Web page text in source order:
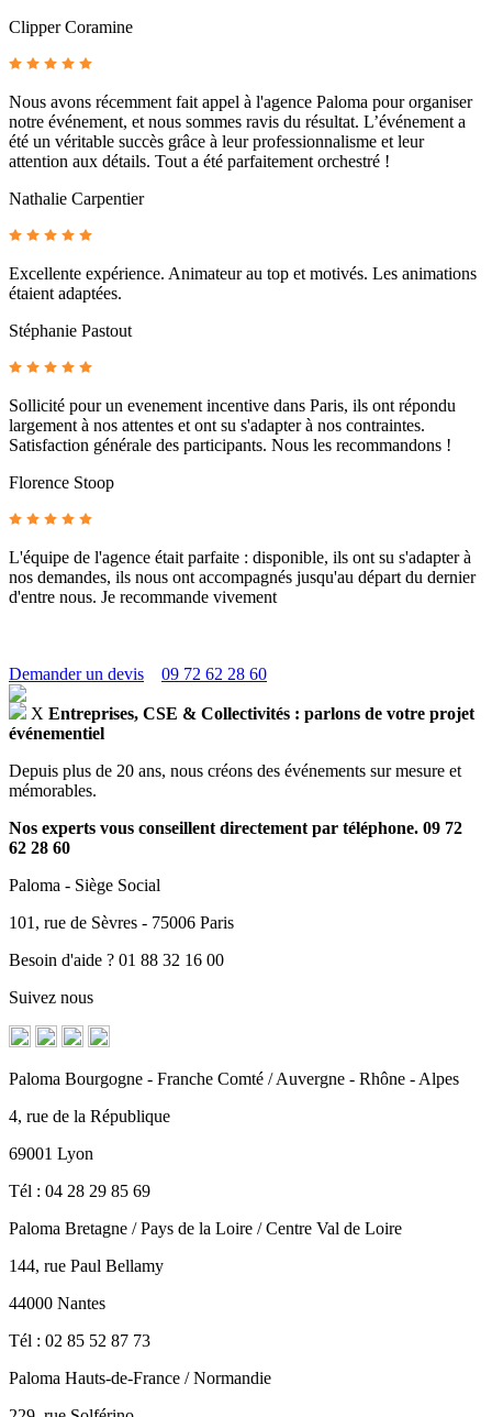
Clipper Coramine
Nous avons récemment fait appel à l'agence Paloma pour organiser
notre événement, et nous sommes ravis du résultat. L’événement a
été un véritable succès grâce à leur professionnalisme et leur
attention aux détails. Tout a été parfaitement orchestré !
Nathalie Carpentier
Excellente expérience. Animateur au top et motivés. Les animations
étaient adaptées.
Stéphanie Pastout
Sollicité pour un evenement incentive dans Paris, ils ont répondu
largement à nos attentes et ont su s'adapter à nos contraintes.
Satisfaction générale des participants. Nous les recommandons !
Florence Stoop
L'équipe de l'agence était parfaite : disponible, ils ont su s'adapter à
nos demandes, ils nous ont accompagnés jusqu'au départ du dernier
d'entre nous. Je recommande vivement
Demander un devis 09 72 62 28 60
X Entreprises, CSE & Collectivités : parlons de votre projet
événementiel
Depuis plus de 20 ans, nous créons des événements sur mesure et
mémorables.
Nos experts vous conseillent directement par téléphone. 09 72
62 28 60
Paloma - Siège Social
101, rue de Sèvres - 75006 Paris
Besoin d'aide ? 01 88 32 16 00
Suivez nous
Paloma Bourgogne - Franche Comté / Auvergne - Rhône - Alpes
4, rue de la République
69001 Lyon
Tél : 04 28 29 85 69
Paloma Bretagne / Pays de la Loire / Centre Val de Loire
144, rue Paul Bellamy
44000 Nantes
Tél : 02 85 52 87 73
Paloma Hauts-de-France / Normandie